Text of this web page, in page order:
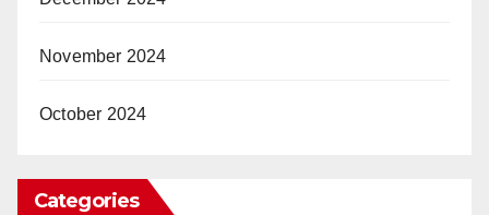
November 2024
October 2024
Categories